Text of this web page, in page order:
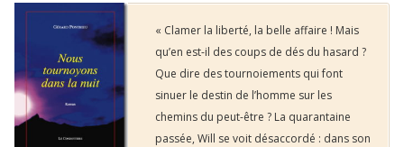
« Clamer la liberté, la belle affaire ! Mais
qu’en est-il des coups de dés du hasard ?
Que dire des tournoiements qui font
sinuer le destin de l’homme sur les
chemins du peut-être ? La quarantaine
passée, Will se voit désaccordé : dans son